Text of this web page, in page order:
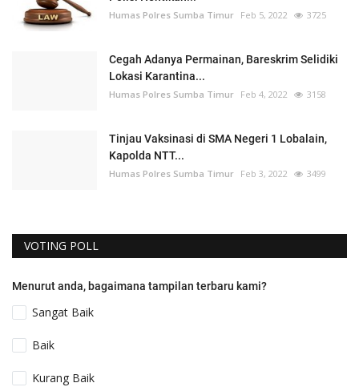
Humas Polres Sumba Timur Feb 5, 2022 3725
Cegah Adanya Permainan, Bareskrim Selidiki
Lokasi Karantina...
Humas Polres Sumba Timur Feb 4, 2022 3158
Tinjau Vaksinasi di SMA Negeri 1 Lobalain,
Kapolda NTT...
Humas Polres Sumba Timur Feb 3, 2022 3499
VOTING POLL
Menurut anda, bagaimana tampilan terbaru kami?
Sangat Baik
Baik
Kurang Baik